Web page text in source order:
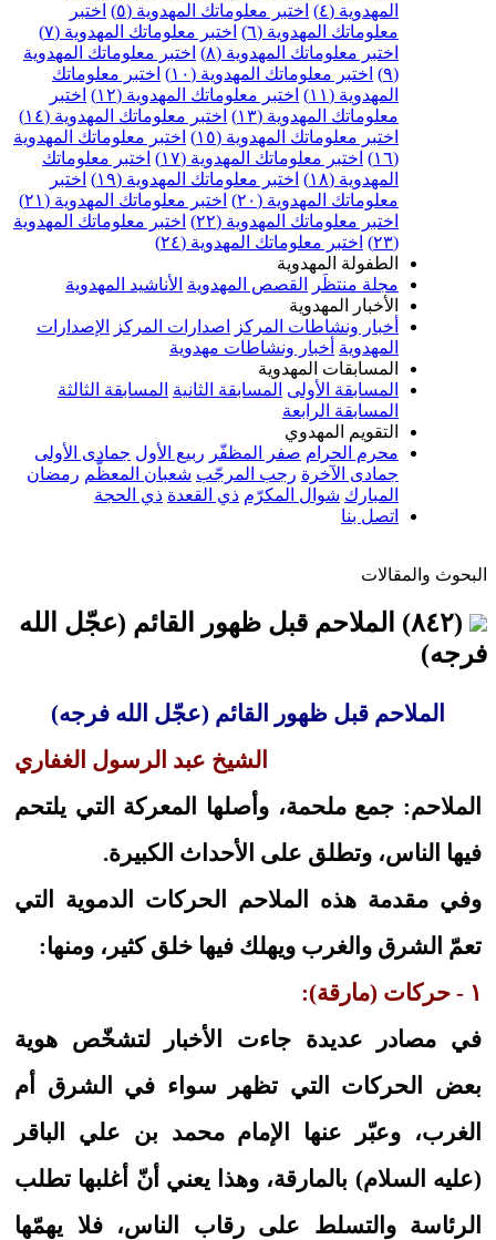
المهدوية (٤)
اختبر معلوماتك المهدوية (٥)
اختبر
معلوماتك المهدوية (٦)
اختبر معلوماتك المهدوية (٧)
اختبر معلوماتك المهدوية (٨)
اختبر معلوماتك المهدوية
(٩)
اختبر معلوماتك المهدوية (١٠)
اختبر معلوماتك
المهدوية (١١)
اختبر معلوماتك المهدوية (١٢)
اختبر
معلوماتك المهدوية (١٣)
اختبر معلوماتك المهدوية (١٤)
اختبر معلوماتك المهدوية (١٥)
اختبر معلوماتك المهدوية
(١٦)
اختبر معلوماتك المهدوية (١٧)
اختبر معلوماتك
المهدوية (١٨)
اختبر معلوماتك المهدوية (١٩)
اختبر
معلوماتك المهدوية (٢٠)
اختبر معلوماتك المهدوية (٢١)
اختبر معلوماتك المهدوية (٢٢)
اختبر معلوماتك المهدوية
(٢٣)
اختبر معلوماتك المهدوية (٢٤)
الطفولة المهدوية
مجلة منتظَر
القصص المهدوية الأناشيد المهدوية
الأخبار المهدوية
أخبار ونشاطات المركز
اصدارات المركز
الإصدارات
المهدوية أخبار ونشاطات مهدوية
المسابقات المهدوية
المسابقة الأولى المسابقة الثانية المسابقة الثالثة
المسابقة الرابعة
التقويم المهدوي
محرم الحرام صفر المظفّر ربيع الأول جمادى الأولى
جمادى الآخرة رجب المرجّب شعبان المعظّم رمضان
المبارك شوال المكرّم ذي القعدة ذي الحجة
اتصل بنا
البحوث والمقالات
(٨٤٢) الملاحم قبل ظهور القائم (عجّل الله
فرجه)
الملاحم قبل ظهور القائم (عجّل الله فرجه)
الشيخ عبد الرسول الغفاري
الملاحم: جمع ملحمة، وأصلها المعركة التي يلتحم
فيها الناس، وتطلق على الأحداث الكبيرة.
وفي مقدمة هذه الملاحم الحركات الدموية التي
تعمّ الشرق والغرب ويهلك فيها خلق كثير، ومنها:
١ - حركات (مارقة):
في مصادر عديدة جاءت الأخبار لتشخّص هوية
بعض الحركات التي تظهر سواء في الشرق أم
الغرب، وعبّر عنها الإمام محمد بن علي الباقر
(عليه السلام) بالمارقة، وهذا يعني أنّ أغلبها تطلب
الرئاسة والتسلط على رقاب الناس، فلا يهمّها